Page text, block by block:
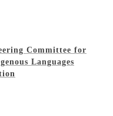
Committee for
Languages